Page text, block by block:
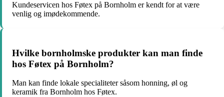
Kundeservicen hos Føtex på Bornholm er kendt for at være
venlig og imødekommende.
Hvilke bornholmske produkter kan man finde
hos Føtex på Bornholm?
Man kan finde lokale specialiteter såsom honning, øl og
keramik fra Bornholm hos Føtex.